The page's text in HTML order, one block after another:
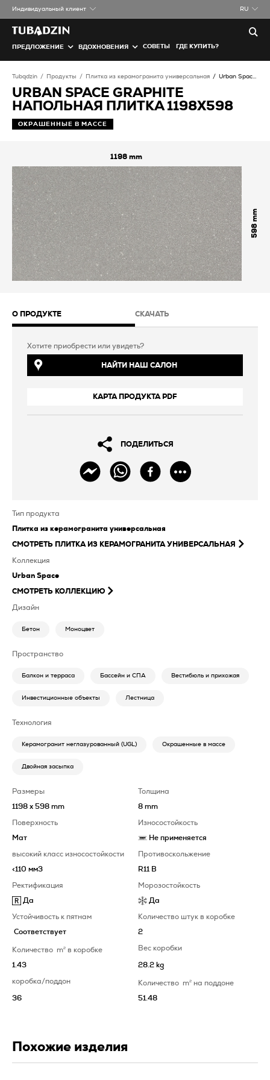
Индивидуальный клиент RU
ПРЕДЛОЖЕНИЕ ВДОХНОВЕНИЯ СОВЕТЫ ГДЕ КУПИТЬ?
Tubądzin Продукты Плитка из керамогранита универсальная Urban Space graphite Напольная плитка
URBAN SPACE GRAPHITE
НАПОЛЬНАЯ ПЛИТКА 1198X598
ОКРАШЕННЫЕ В МАССЕ
1198
598
О ПРОДУКТЕ СКАЧАТЬ
Хотите приобрести или увидеть?
НАЙТИ НАШ САЛОН
КАРТА ПРОДУКТА PDF
ПОДЕЛИТЬСЯ
Тип продукта
Плитка из керамогранита универсальная
СМОТРЕТЬ ПЛИТКА ИЗ КЕРАМОГРАНИТА УНИВЕРСАЛЬНАЯ
Коллекция
Urban Space
СМОТРЕТЬ КОЛЛЕКЦИЮ
Дизайн
Бетон Моноцвет
Пространство
Балкон и терраса Бассейн и СПА Вестибюль и прихожая
Инвестиционные объекты Лестница
Технология
Керамогранит неглазурованный (UGL) Окрашенные в массе
Двойная засыпка
Размеры
1198 x 598 mm
Толщина
8 mm
Поверхность
Мат
Износостойкость
Не применяется
высокий класс износостойкости
<110 мм3
Противоскольжение
R11 B
Ректификация
Да
Морозостойкость
Да
Устойчивость к пятнам
Соответствует
Количество штук в коробке
2
Количество m2 в коробке
1.43
Вес коробки
28.2 kg
коробка/поддон
36
Количествоm2 на поддоне
51.48
Похожие изделия